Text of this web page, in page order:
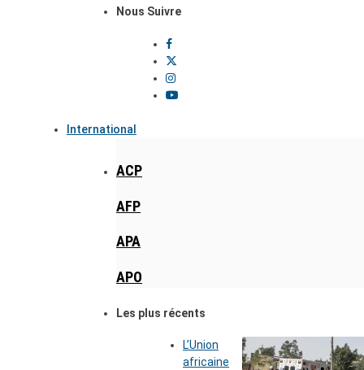
Nous Suivre
International
ACP
AFP
APA
APO
Les plus récents
L’Union
africaine